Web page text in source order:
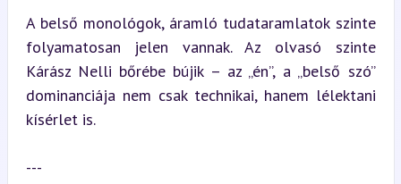
A belső monológok, áramló tudataramlatok szinte
folyamatosan jelen vannak. Az olvasó szinte
Kárász Nelli bőrébe bújik – az „én”, a „belső szó”
dominanciája nem csak technikai, hanem lélektani
kísérlet is.
---